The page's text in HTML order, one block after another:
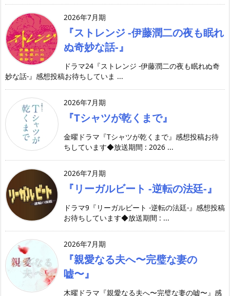
2026年7月期
『ストレンジ -伊藤潤二の夜も眠れ
ぬ奇妙な話-』
ドラマ24『ストレンジ -伊藤潤二の夜も眠れぬ奇
妙な話-』感想投稿お待ちしていま ...
2026年7月期
『Tシャツが乾くまで』
金曜ドラマ『Tシャツが乾くまで』感想投稿お待
ちしています◆放送期間 : 2026 ...
2026年7月期
『リーガルビート -逆転の法廷-』
ドラマ9『リーガルビート -逆転の法廷-』感想投稿
お待ちしています◆放送期間 : ...
2026年7月期
『親愛なる夫へ〜完璧な妻の
嘘〜』
木曜ドラマ『親愛なる夫へ〜完璧な妻の嘘〜』感